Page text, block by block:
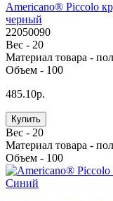
Americano® Piccolo
черный
22050090
Вес - 20
Материал товара -
Объем - 100
485.10р.
Купить
Вес - 20
Материал товара -
Объем - 100